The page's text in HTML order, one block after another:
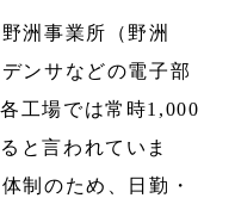
洲事業所（野洲
ンサなどの電子部
工場では常時1,000
と言われていま
制のため、日勤・